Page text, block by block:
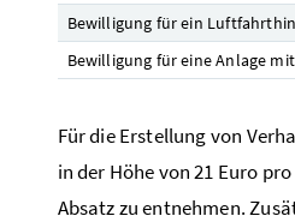
Bewilligung für ein
Bewilligung für eine Anlage
Für die Erstellung von
in der Höhe von 21 Euro
Absatz zu entnehmen.